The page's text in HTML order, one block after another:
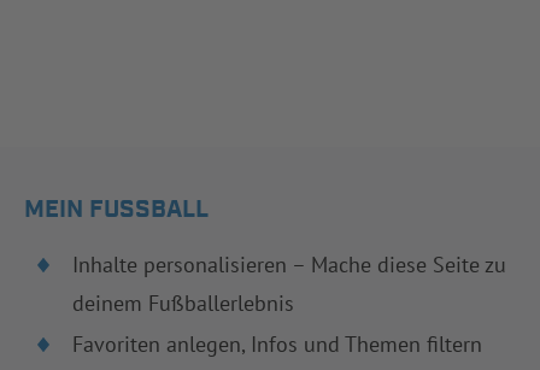
MEIN FUSSBALL
Inhalte personalisieren – Mache diese Seite zu
deinem Fußballerlebnis
Favoriten anlegen, Infos und Themen filtern